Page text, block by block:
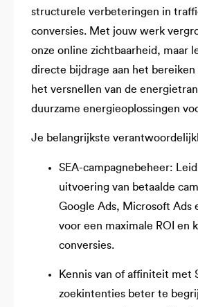
structurele verbeteringen in
conversies. Met jouw werk
onze online zichtbaarheid, maar
directe bijdrage aan het bereiken
het versnellen van de
duurzame energieoplossingen
Je belangrijkste
SEA-campagnebeheer:
uitvoering van betaalde
Google Ads, Microsoft Ads
voor een maximale ROI en
conversies.
Kennis van of affiniteit met
zoekintenties beter te